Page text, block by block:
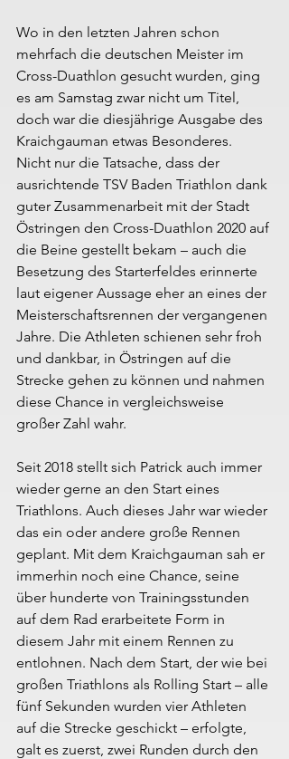
Wo in den letzten Jahren schon
mehrfach die deutschen Meister im
Cross-Duathlon gesucht wurden, ging
es am Samstag zwar nicht um Titel,
doch war die diesjährige Ausgabe des
Kraichgauman etwas Besonderes.
Nicht nur die Tatsache, dass der
ausrichtende TSV Baden Triathlon dank
guter Zusammenarbeit mit der Stadt
Östringen den Cross-Duathlon 2020 auf
die Beine gestellt bekam – auch die
Besetzung des Starterfeldes erinnerte
laut eigener Aussage eher an eines der
Meisterschaftsrennen der vergangenen
Jahre. Die Athleten schienen sehr froh
und dankbar, in Östringen auf die
Strecke gehen zu können und nahmen
diese Chance in vergleichsweise
großer Zahl wahr.
Seit 2018 stellt sich Patrick auch immer
wieder gerne an den Start eines
Triathlons. Auch dieses Jahr war wieder
das ein oder andere große Rennen
geplant. Mit dem Kraichgauman sah er
immerhin noch eine Chance, seine
über hunderte von Trainingsstunden
auf dem Rad erarbeitete Form in
diesem Jahr mit einem Rennen zu
entlohnen. Nach dem Start, der wie bei
großen Triathlons als Rolling Start – alle
fünf Sekunden wurden vier Athleten
auf die Strecke geschickt – erfolgte,
galt es zuerst, zwei Runden durch den